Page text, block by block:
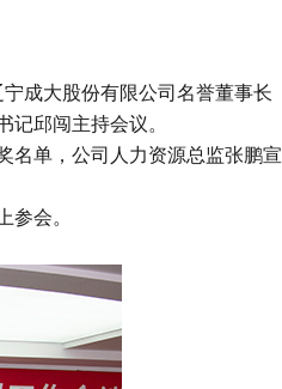
宁成大股份有限公司名誉董事长
邱闯主持会议。
名单，公司人力资源总监张鹏宣
参会。